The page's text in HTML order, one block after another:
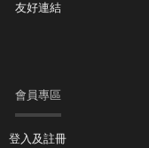
友好連結
會員專區
登入及註冊